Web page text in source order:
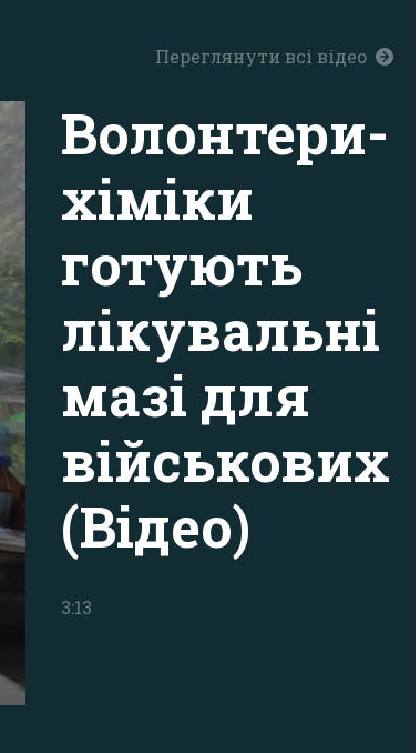
Переглянути всі відео
Волонтери-
хіміки
готують
лікувальні
мазі для
військових
(Відео)
3:13